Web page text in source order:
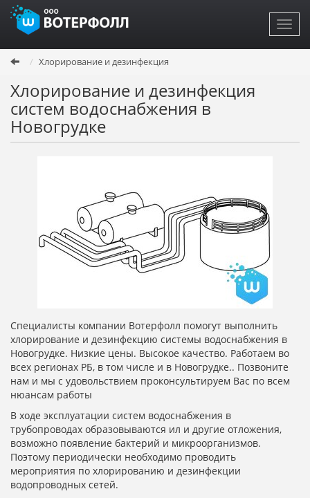
Перейти
основному
содержанию
Хлорирование и дезинфекция
Хлорирование и дезинфекция
систем водоснабжения в
Новогрудке
Специалисты компании Вотерфолл помогут выполнить
хлорирование и дезинфекцию системы водоснабжения в
Новогрудке. Низкие цены. Высокое качество. Работаем во
всех регионах РБ, в том числе и в Новогрудке.. Позвоните
нам и мы с удовольствием проконсультируем Вас по всем
нюансам работы
В ходе эксплуатации систем водоснабжения в
трубопроводах образовываются ил и другие отложения,
возможно появление бактерий и микроорганизмов.
Поэтому периодически необходимо проводить
мероприятия по хлорированию и дезинфекции
водопроводных сетей.